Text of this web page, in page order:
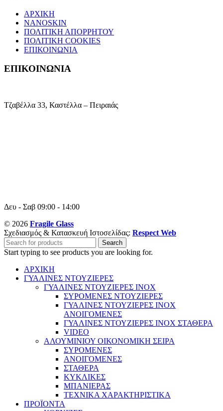
ΑΡΧΙΚΗ
NANOSKIN
ΠΟΛΙΤΙΚΗ ΑΠΟΡΡΗΤΟΥ
ΠΟΛΙΤΙΚΗ COOKIES
ΕΠΙΚΟΙΝΩΝΙΑ
ΕΠΙΚΟΙΝΩΝΙΑ
Τζαβέλλα 33, Καστέλλα – Πειραιάς
Δευ - Σαβ 09:00 - 14:00
© 2026 Fragile Glass
Σχεδιασμός & Κατασκευή Ιστοσελίδας: Respect Web
Search
Start typing to see products you are looking for.
ΑΡΧΙΚΗ
ΓΥΑΛΙΝΕΣ ΝΤΟΥΖΙΕΡΕΣ
ΓΥΑΛΙΝΕΣ ΝΤΟΥΖΙΕΡΕΣ INOX
ΣΥΡΟΜΕΝΕΣ ΝΤΟΥΖΙΕΡΕΣ
ΓΥΑΛΙΝΕΣ ΝΤΟΥΖΙΕΡΕΣ INOX
ΑΝΟΙΓΟΜΕΝΕΣ
ΓΥΑΛΙΝΕΣ ΝΤΟΥΖΙΕΡΕΣ INOX ΣΤΑΘΕΡΑ
VIDEO
ΑΛΟΥΜΙΝΙΟΥ ΟΙΚΟΝΟΜΙΚΗ ΣΕΙΡΑ
ΣΥΡΟΜΕΝΕΣ
ΑΝΟΙΓΟΜΕΝΕΣ
ΣΤΑΘΕΡΑ
ΚΥΚΛΙΚΕΣ
ΜΠΑΝΙΕΡΑΣ
ΤΕΧΝΙΚΑ ΧΑΡΑΚΤΗΡΙΣΤΙΚΑ
ΠΡΟΪΟΝΤΑ